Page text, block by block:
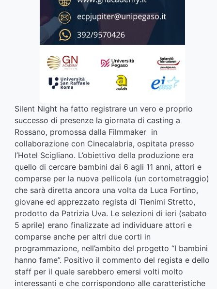
Silent Night ha fatto registrare un vero e proprio
successo di presenze la giornata di casting a
Rossano, promossa dalla Filmmaker in
collaborazione con Cinecalabria, ospitata presso
l’Hotel Scigliano. L’obiettivo della produzione era
quello di cercare bambini dai 6 agli 11 anni, attori e
comparse per la nuova pellicola (un cortometraggio)
che sarà diretta ancora una volta da Luca Fortino,
giovane ed apprezzato regista di Tienimi Stretto,
prodotto da Patrizia Uva. Le selezioni di ieri (sabato
5 aprile) erano finalizzate ad individuare attori e
comparse anche per altri due corti in
programmazione, nell’ambito del progetto “I bambini
hanno fame”. Positivo il commento del regista e dello
staff per il quale sarebbero emersi volti molto
interessanti e che corrispondono alle caratteristiche